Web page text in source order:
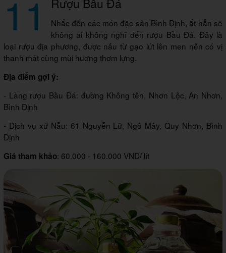
11
Nhắc đến các món đặc sản Bình Định, ắt hẳn sẽ
không ai không nghĩ đến rượu Bầu Đá. Đây là
loại rượu địa phương, được nấu từ gạo lứt lên men nên có vị
thanh mát cùng mùi hương thơm lựng.
Địa điểm gợi ý:
- Làng rượu Bầu Đá: đường Không tên, Nhơn Lộc, An Nhơn,
Bình Định
- Dịch vụ xứ Nẫu: 61 Nguyễn Lữ, Ngô Mây, Quy Nhơn, Bình
Định
Giá tham khảo: 60.000 - 160.000 VND/ lít